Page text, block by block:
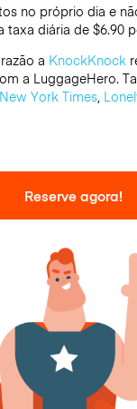
no próprio dia e
taxa diária de $6.90
a KnockKnock
a LuggageHero.
York Times,
Reserve agora!